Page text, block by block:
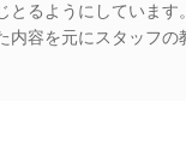
とるようにしていま
容を元にスタッフの